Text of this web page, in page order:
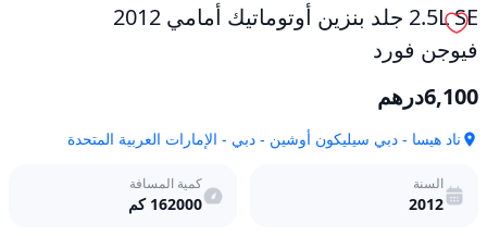
2.5L SE جلد بنزين أوتوماتيك أمامي 2012
فيوجن فورد
6,100درهم
ناد هيسا - دبي سيليكون أوشين - دبي - الإمارات العربية المتحدة
السنة
2012
كمية المسافة
162000 كم